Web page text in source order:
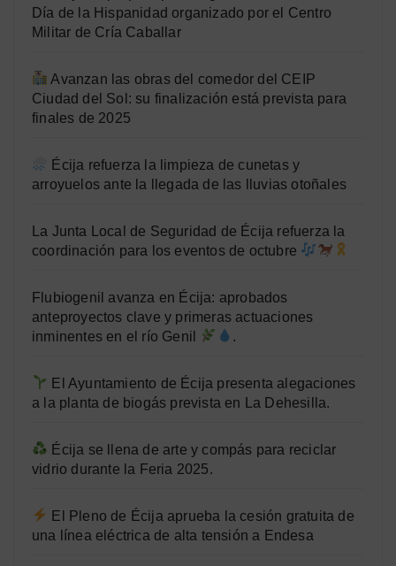
Día de la Hispanidad organizado por el Centro
Militar de Cría Caballar
Avanzan las obras del comedor del CEIP
Ciudad del Sol: su finalización está prevista para
finales de 2025
Écija refuerza la limpieza de cunetas y
arroyuelos ante la llegada de las lluvias otoñales
La Junta Local de Seguridad de Écija refuerza la
coordinación para los eventos de octubre
Flubiogenil avanza en Écija: aprobados
anteproyectos clave y primeras actuaciones
inminentes en el río Genil
.
El Ayuntamiento de Écija presenta alegaciones
a la planta de biogás prevista en La Dehesilla.
Écija se llena de arte y compás para reciclar
vidrio durante la Feria 2025.
El Pleno de Écija aprueba la cesión gratuita de
una línea eléctrica de alta tensión a Endesa